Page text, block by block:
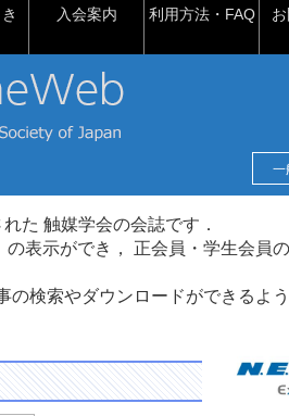
入会案内 利用方法・FAQ
一
た 触媒学会の会誌です．
表示ができ， 正会員・学生会員
検索やダウンロードができるよ